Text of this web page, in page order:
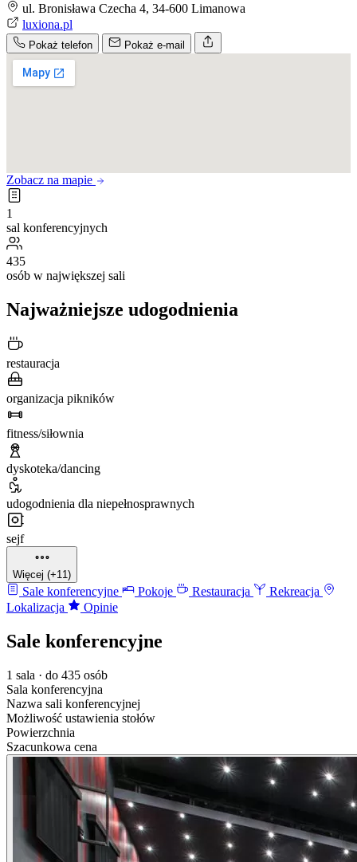
ul. Bronisława Czecha 4, 34-600 Limanowa
luxiona.pl
Pokaż telefon Pokaż e-mail
Zobacz na mapie
1
sal konferencyjnych
435
osób w największej sali
Najważniejsze udogodnienia
restauracja
organizacja pikników
fitness/siłownia
dyskoteka/dancing
udogodnienia dla niepełnosprawnych
sejf
Więcej (+11)
Sale konferencyjne Pokoje Restauracja
Rekreacja
Lokalizacja
Opinie
Sale konferencyjne
1 sala · do 435 osób
Sala konferencyjna
Nazwa sali konferencyjnej
Możliwość ustawienia stołów
Powierzchnia
Szacunkowa cena